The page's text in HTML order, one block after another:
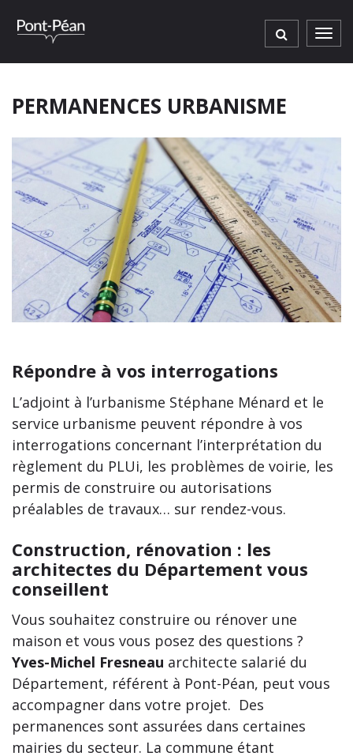
PERMANENCES URBANISME
Répondre à vos interrogations
L’adjoint à l’urbanisme Stéphane Ménard et le
service urbanisme peuvent répondre à vos
interrogations concernant l’interprétation du
règlement du PLUi, les problèmes de voirie, les
permis de construire ou autorisations
préalables de travaux… sur rendez-vous.
Construction, rénovation : les
architectes du Département vous
conseillent
Vous souhaitez construire ou rénover une
maison et vous vous posez des questions ?
Yves-Michel Fresneau architecte salarié du
Département, référent à Pont-Péan, peut vous
accompagner dans votre projet. Des
permanences sont assurées dans certaines
mairies du secteur. La commune étant